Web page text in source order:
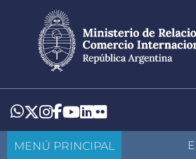
contenido
principal
Whatsapp
Twitter
Instagram
Facebook
YouTube
LinkedIn
Flickr
MENÚ PRINCIPAL